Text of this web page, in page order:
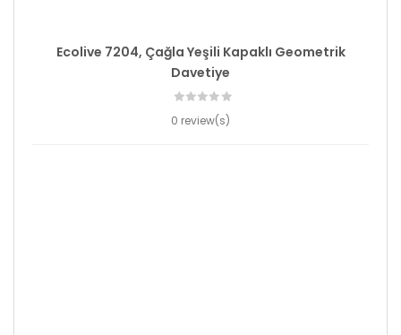
Ecolive 7204, Çağla Yeşili Kapaklı Geometrik
Davetiye
0 review(s)